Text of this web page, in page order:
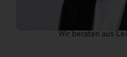
Wir beraten aus